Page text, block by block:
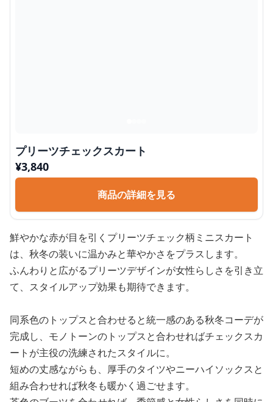
プリーツチェックスカート
¥3,840
商品の詳細を見る
鮮やかな赤が目を引くプリーツチェック柄ミニスカート
は、秋冬の装いに温かみと華やかさをプラスします。
ふんわりと広がるプリーツデザインが女性らしさを引き立
て、スタイルアップ効果も期待できます。
同系色のトップスと合わせると統一感のある秋冬コーデが
完成し、モノトーンのトップスと合わせればチェックスカ
ートが主役の洗練されたスタイルに。
短めの丈感ながらも、厚手のタイツやニーハイソックスと
組み合わせれば秋冬も暖かく過ごせます。